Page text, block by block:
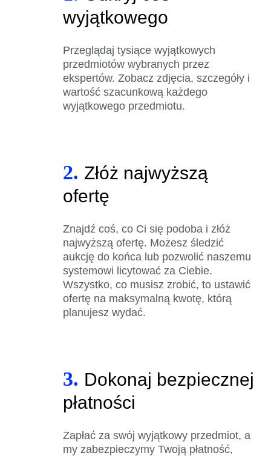
wyjątkowego
Przeglądaj tysiące wyjątkowych
przedmiotów wybranych przez
ekspertów. Zobacz zdjęcia, szczegóły i
wartość szacunkową każdego
wyjątkowego przedmiotu.
2. Złóż najwyższą
ofertę
Znajdź coś, co Ci się podoba i złóż
najwyższą ofertę. Możesz śledzić
aukcję do końca lub pozwolić naszemu
systemowi licytować za Ciebie.
Wszystko, co musisz zrobić, to ustawić
ofertę na maksymalną kwotę, którą
planujesz wydać.
3. Dokonaj bezpiecznej
płatności
Zapłać za swój wyjątkowy przedmiot, a
my zabezpieczymy Twoją płatność,